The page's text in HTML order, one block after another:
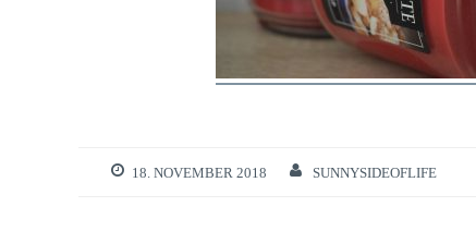
18. NOVEMBER 2018 SUNNYSIDEOFLIFE